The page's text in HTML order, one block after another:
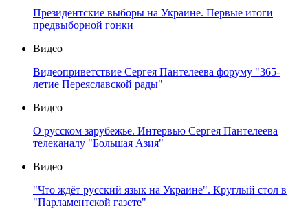
Президентские выборы на Украине. Первые итоги
предвыборной гонки
Видео
Видеоприветствие Сергея Пантелеева форуму "365-
летие Переяславской рады"
Видео
О русском зарубежье. Интервью Сергея Пантелеева
телеканалу "Большая Азия"
Видео
"Что ждёт русский язык на Украине". Круглый стол в
"Парламентской газете"